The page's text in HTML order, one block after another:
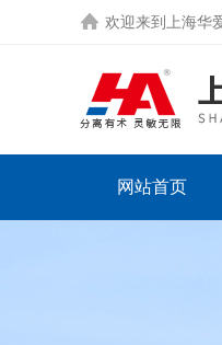
欢迎来到 上海华
网站首页